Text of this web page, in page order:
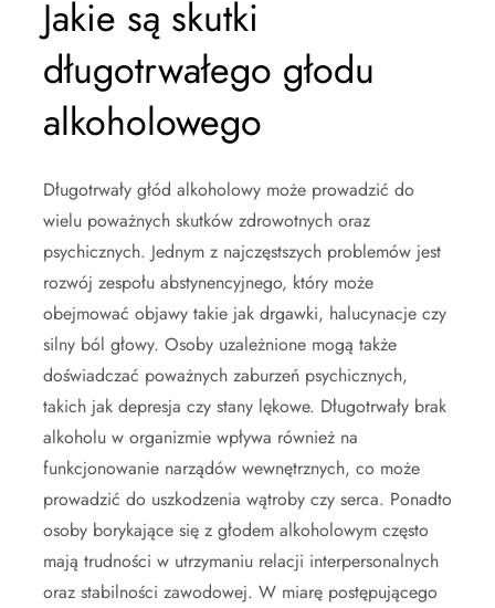
Jakie są skutki
długotrwałego głodu
alkoholowego
Długotrwały głód alkoholowy może prowadzić do
wielu poważnych skutków zdrowotnych oraz
psychicznych. Jednym z najczęstszych problemów jest
rozwój zespołu abstynencyjnego, który może
obejmować objawy takie jak drgawki, halucynacje czy
silny ból głowy. Osoby uzależnione mogą także
doświadczać poważnych zaburzeń psychicznych,
takich jak depresja czy stany lękowe. Długotrwały brak
alkoholu w organizmie wpływa również na
funkcjonowanie narządów wewnętrznych, co może
prowadzić do uszkodzenia wątroby czy serca. Ponadto
osoby borykające się z głodem alkoholowym często
mają trudności w utrzymaniu relacji interpersonalnych
oraz stabilności zawodowej. W miarę postępującego